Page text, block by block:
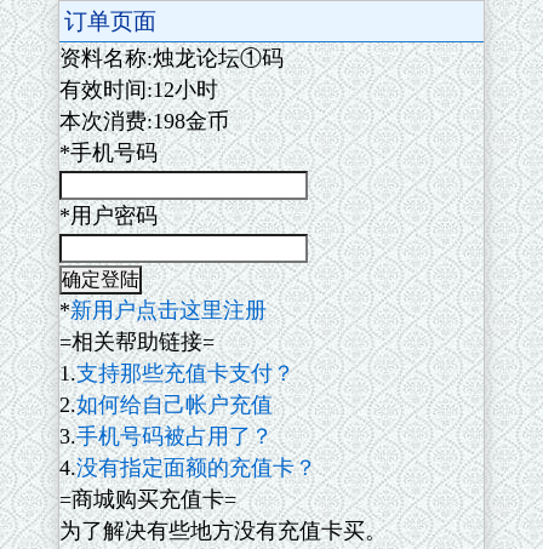
订单页面
资料名称:烛龙论坛①码
有效时间:12小时
本次消费:198金币
*手机号码
*用户密码
*新用户点击这里注册
=相关帮助链接=
1.支持那些充值卡支付？
2.如何给自己帐户充值
3.手机号码被占用了？
4.没有指定面额的充值卡？
=商城购买充值卡=
为了解决有些地方没有充值卡买。